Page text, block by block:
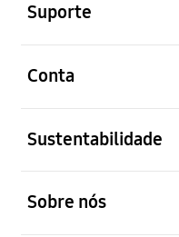
Suporte
Conta
Sustentabilidade
Sobre nós